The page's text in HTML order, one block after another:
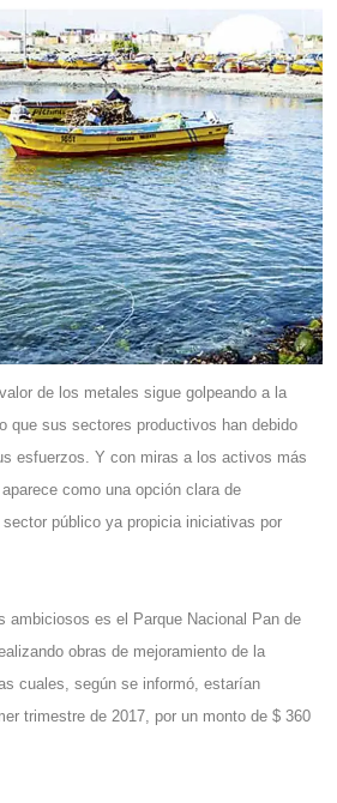
de los metales sigue golpeando a la
que sus sectores productivos han debido
esfuerzos. Y con miras a los activos más
como una opción clara de
público ya propicia iniciativas por
ambiciosos es el Parque Nacional Pan de
obras de mejoramiento de la
cuales, según se informó, estarían
trimestre de 2017, por un monto de $ 360